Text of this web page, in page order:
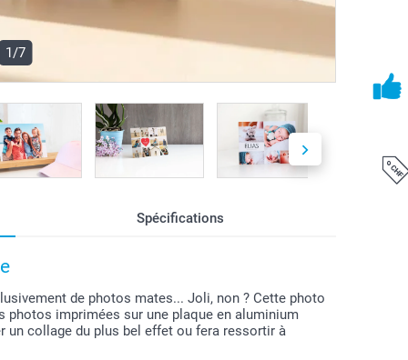
1/7
Spécifications
de photos mates... Joli, non ? Cette photo
photos imprimées sur une plaque en aluminium
un collage du plus bel effet ou fera ressortir à